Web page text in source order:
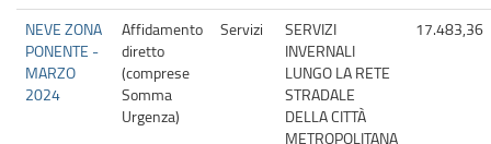
NEVE ZONA
PONENTE -
MARZO
2024
Affidamento
diretto
(comprese
Somma
Urgenza)
Servizi
SERVIZI
INVERNALI
LUNGO LA RETE
STRADALE
DELLA CITTÀ
METROPOLITANA
17.483,36